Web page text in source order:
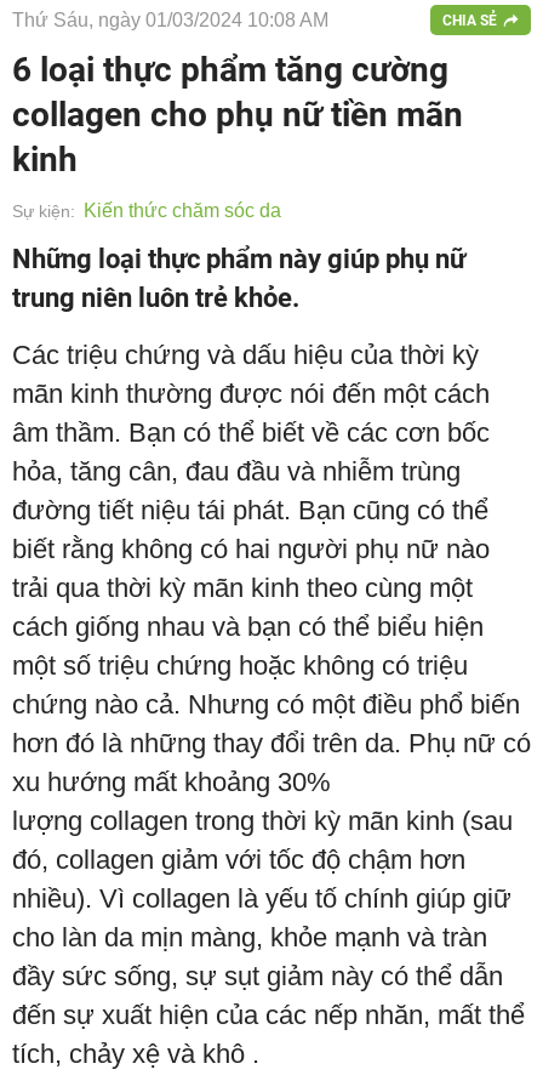
Thứ Sáu, ngày 01/03/2024 10:08 AM CHIA SẺ
6 loại thực phẩm tăng cường
collagen cho phụ nữ tiền mãn
kinh
Sự kiện: Kiến thức chăm sóc da
Những loại thực phẩm này giúp phụ nữ
trung niên luôn trẻ khỏe.
Các triệu chứng và dấu hiệu của thời kỳ
mãn kinh thường được nói đến một cách
âm thầm. Bạn có thể biết về các cơn bốc
hỏa, tăng cân, đau đầu và nhiễm trùng
đường tiết niệu tái phát. Bạn cũng có thể
biết rằng không có hai người phụ nữ nào
trải qua thời kỳ mãn kinh theo cùng một
cách giống nhau và bạn có thể biểu hiện
một số triệu chứng hoặc không có triệu
chứng nào cả. Nhưng có một điều phổ biến
hơn đó là những thay đổi trên da. Phụ nữ có
xu hướng mất khoảng 30%
lượng collagen trong thời kỳ mãn kinh (sau
đó, collagen giảm với tốc độ chậm hơn
nhiều). Vì collagen là yếu tố chính giúp giữ
cho làn da mịn màng, khỏe mạnh và tràn
đầy sức sống, sự sụt giảm này có thể dẫn
đến sự xuất hiện của các nếp nhăn, mất thể
tích, chảy xệ và khô .